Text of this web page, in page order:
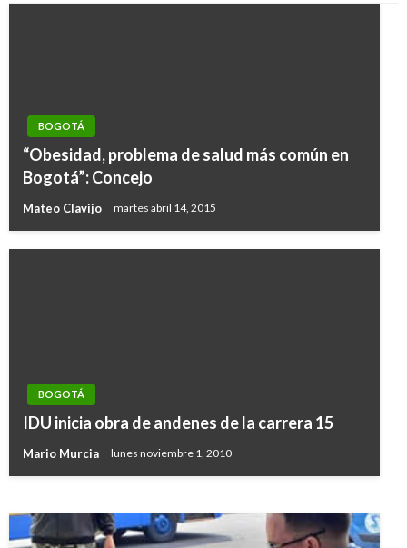
BOGOTÁ
“Obesidad, problema de salud más común en
Bogotá”: Concejo
Mateo Clavijo martes abril 14, 2015
BOGOTÁ
IDU inicia obra de andenes de la carrera 15
Mario Murcia lunes noviembre 1, 2010
BOGOTÁ
Hasta hoy estará abierta la exposición de